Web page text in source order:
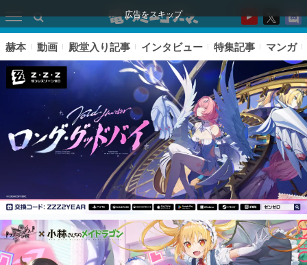
広告をスキップ
ピックアップ
赫本 動画 殿堂入り記事 インタビュー 特集記事 マンガ